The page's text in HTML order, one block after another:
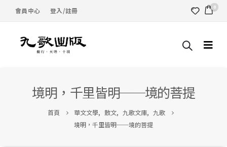
會員中心 登入/註冊 0
境明，千里皆明──境的菩提
首頁 華文文學, 散文, 九歌文庫, 九歌
境明，千里皆明──境的菩提